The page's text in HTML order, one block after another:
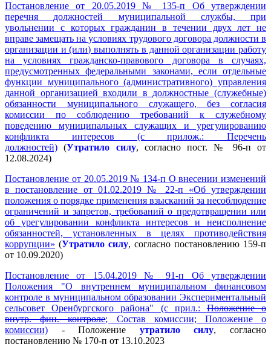
Постановление от 20.05.2019 № 135-п Об утверждении
перечня должностей муниципальной службы, при
увольнении с которых гражданин в течении двух лет не
вправе замещать на условиях трудового договора должности в
организации и (или) выполнять в данной организации работу
на условиях гражданско-правового договора в случаях,
предусмотренных федеральными законами, если отдельные
функции муниципального (административного) управления
данной организацией входили в должностные (служебные)
обязанности муниципального служащего, без согласия
комиссии по соблюдению требований к служебному
поведению муниципальных служащих и урегулированию
конфликта интересов (с прилож.: Перечень
должностей) (Утратило силу, согласно пост. № 96-п от
12.08.2024)
Постановление от 20.05.2019 № 134-п О внесении изменений
в постановление от 01.02.2019 № 22-п «Об утверждении
положения о порядке применения взысканий за несоблюдение
ограничений и запретов, требований о предотвращении или
об урегулировании конфликта интересов и неисполнение
обязанностей, установленных в целях противодействия
коррупции» (Утратило силу, согласно постановлению 159-п
от 10.09.2020)
Постановление от 15.04.2019 № 91-п Об утверждении
Положения "О внутреннем муниципальном финансовом
контроле в муниципальном образовании Экспериментальный
сельсовет Оренбургского района" (с прил.:Положение о
внутр. фин. контроле; Состав комиссии; Положение о
комиссии) - Положение утратило силу, согласно
постановлению № 170-п от 13.10.2023